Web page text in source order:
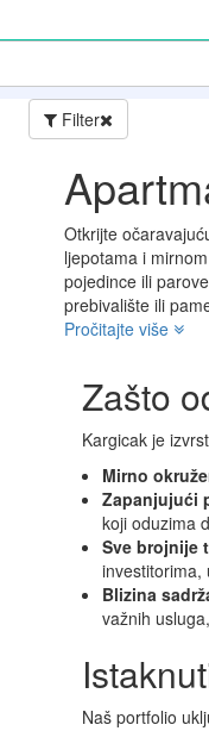
Filter
Otkrijte
ljepotama i
pojedince ili
prebivalište ili
Pročitajte više
Zašto
Kargicak je
Mirno
Zapanjujući
koji oduzima
Sve brojnije
investitorima,
Blizina
važnih
Naš portfolio